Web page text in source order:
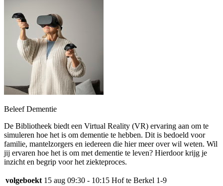
Beleef Dementie
De Bibliotheek biedt een Virtual Reality (VR) ervaring aan om te
simuleren hoe het is om dementie te hebben. Dit is bedoeld voor
familie, mantelzorgers en iedereen die hier meer over wil weten. Wil
jij ervaren hoe het is om met dementie te leven? Hierdoor krijg je
inzicht en begrip voor het ziekteproces.
volgeboekt 15 aug 09:30 - 10:15 Hof te Berkel 1-9